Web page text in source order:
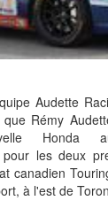
Audette
Rémy
Honda
pour les deux
canadien
à l'est de